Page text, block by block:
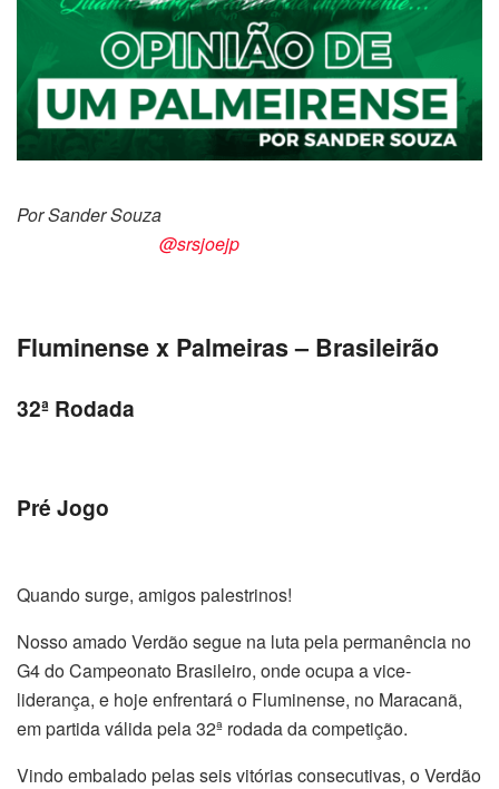
Por Sander Souza
@srsjoejp
Fluminense x Palmeiras – Brasileirão
32ª Rodada
Pré Jogo
Quando surge, amigos palestrinos!
Nosso amado Verdão segue na luta pela permanência no
G4 do Campeonato Brasileiro, onde ocupa a vice-
liderança, e hoje enfrentará o Fluminense, no Maracanã,
em partida válida pela 32ª rodada da competição.
Vindo embalado pelas seis vitórias consecutivas, o Verdão